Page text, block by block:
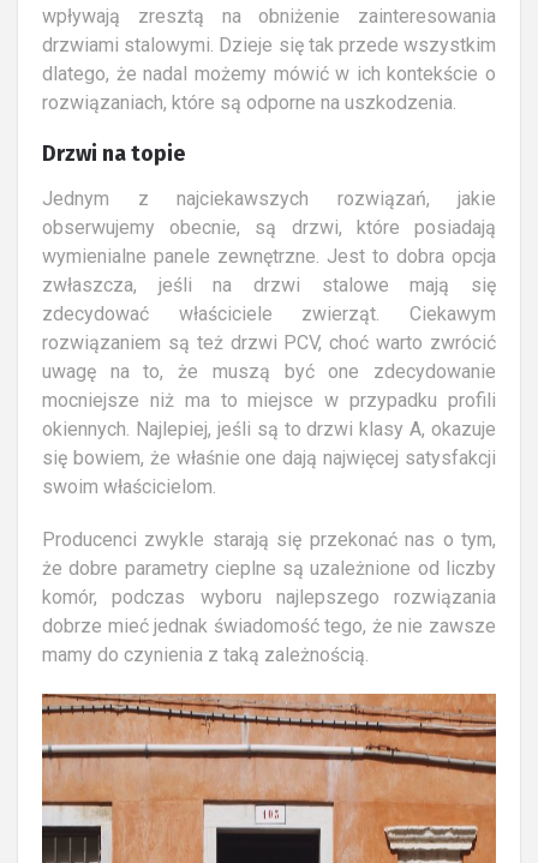
wpływają zresztą na obniżenie zainteresowania
drzwiami stalowymi. Dzieje się tak przede wszystkim
dlatego, że nadal możemy mówić w ich kontekście o
rozwiązaniach, które są odporne na uszkodzenia.
Drzwi na topie
Jednym z najciekawszych rozwiązań, jakie
obserwujemy obecnie, są drzwi, które posiadają
wymienialne panele zewnętrzne. Jest to dobra opcja
zwłaszcza, jeśli na drzwi stalowe mają się
zdecydować właściciele zwierząt. Ciekawym
rozwiązaniem są też drzwi PCV, choć warto zwrócić
uwagę na to, że muszą być one zdecydowanie
mocniejsze niż ma to miejsce w przypadku profili
okiennych. Najlepiej, jeśli są to drzwi klasy A, okazuje
się bowiem, że właśnie one dają najwięcej satysfakcji
swoim właścicielom.
Producenci zwykle starają się przekonać nas o tym,
że dobre parametry cieplne są uzależnione od liczby
komór, podczas wyboru najlepszego rozwiązania
dobrze mieć jednak świadomość tego, że nie zawsze
mamy do czynienia z taką zależnością.